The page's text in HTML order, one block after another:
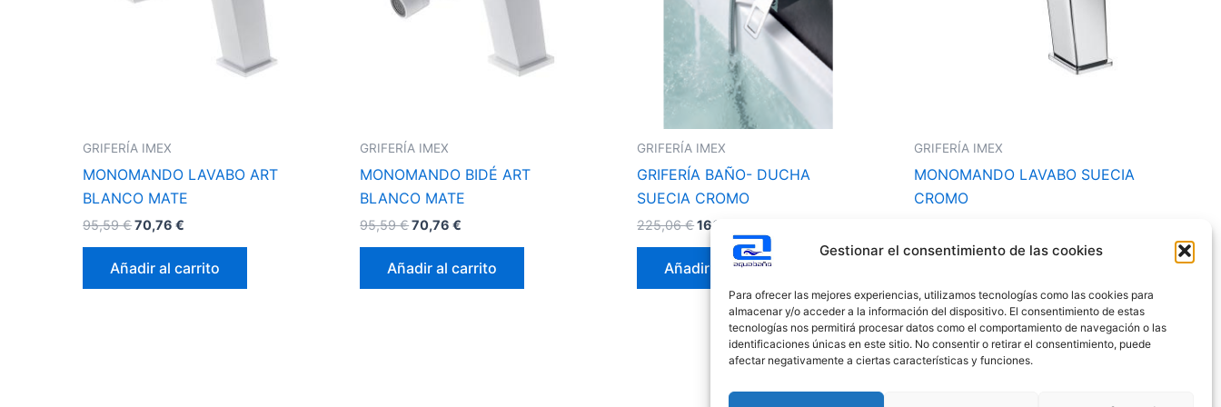
Gestionar el consentimiento de las cookies
Para ofrecer las mejores experiencias, utilizamos tecnologías como las cookies para
almacenar y/o acceder a la información del dispositivo. El consentimiento de estas
tecnologías nos permitirá procesar datos como el comportamiento de navegación o las
identificaciones únicas en este sitio. No consentir o retirar el consentimiento, puede
afectar negativamente a ciertas características y funciones.
GRIFERÍA IMEX
MONOMANDO LAVABO ART
BLANCO MATE
95,59€70,76€
Añadir al carrito
GRIFERÍA IMEX
MONOMANDO BIDÉ ART
BLANCO MATE
95,59€70,76€
Añadir al carrito
GRIFERÍA IMEX
GRIFERÍA BAÑO- DUCHA
SUECIA CROMO
225,06€166,59
Añadir al carrito
GRIFERÍA IMEX
MONOMANDO LAVABO SUECIA
CROMO